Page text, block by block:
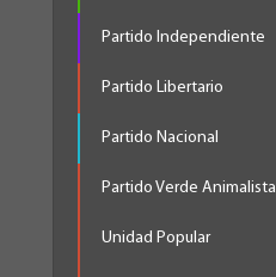
Partido Independiente
Partido Libertario
Partido Nacional
Partido Verde Animalista
Unidad Popular